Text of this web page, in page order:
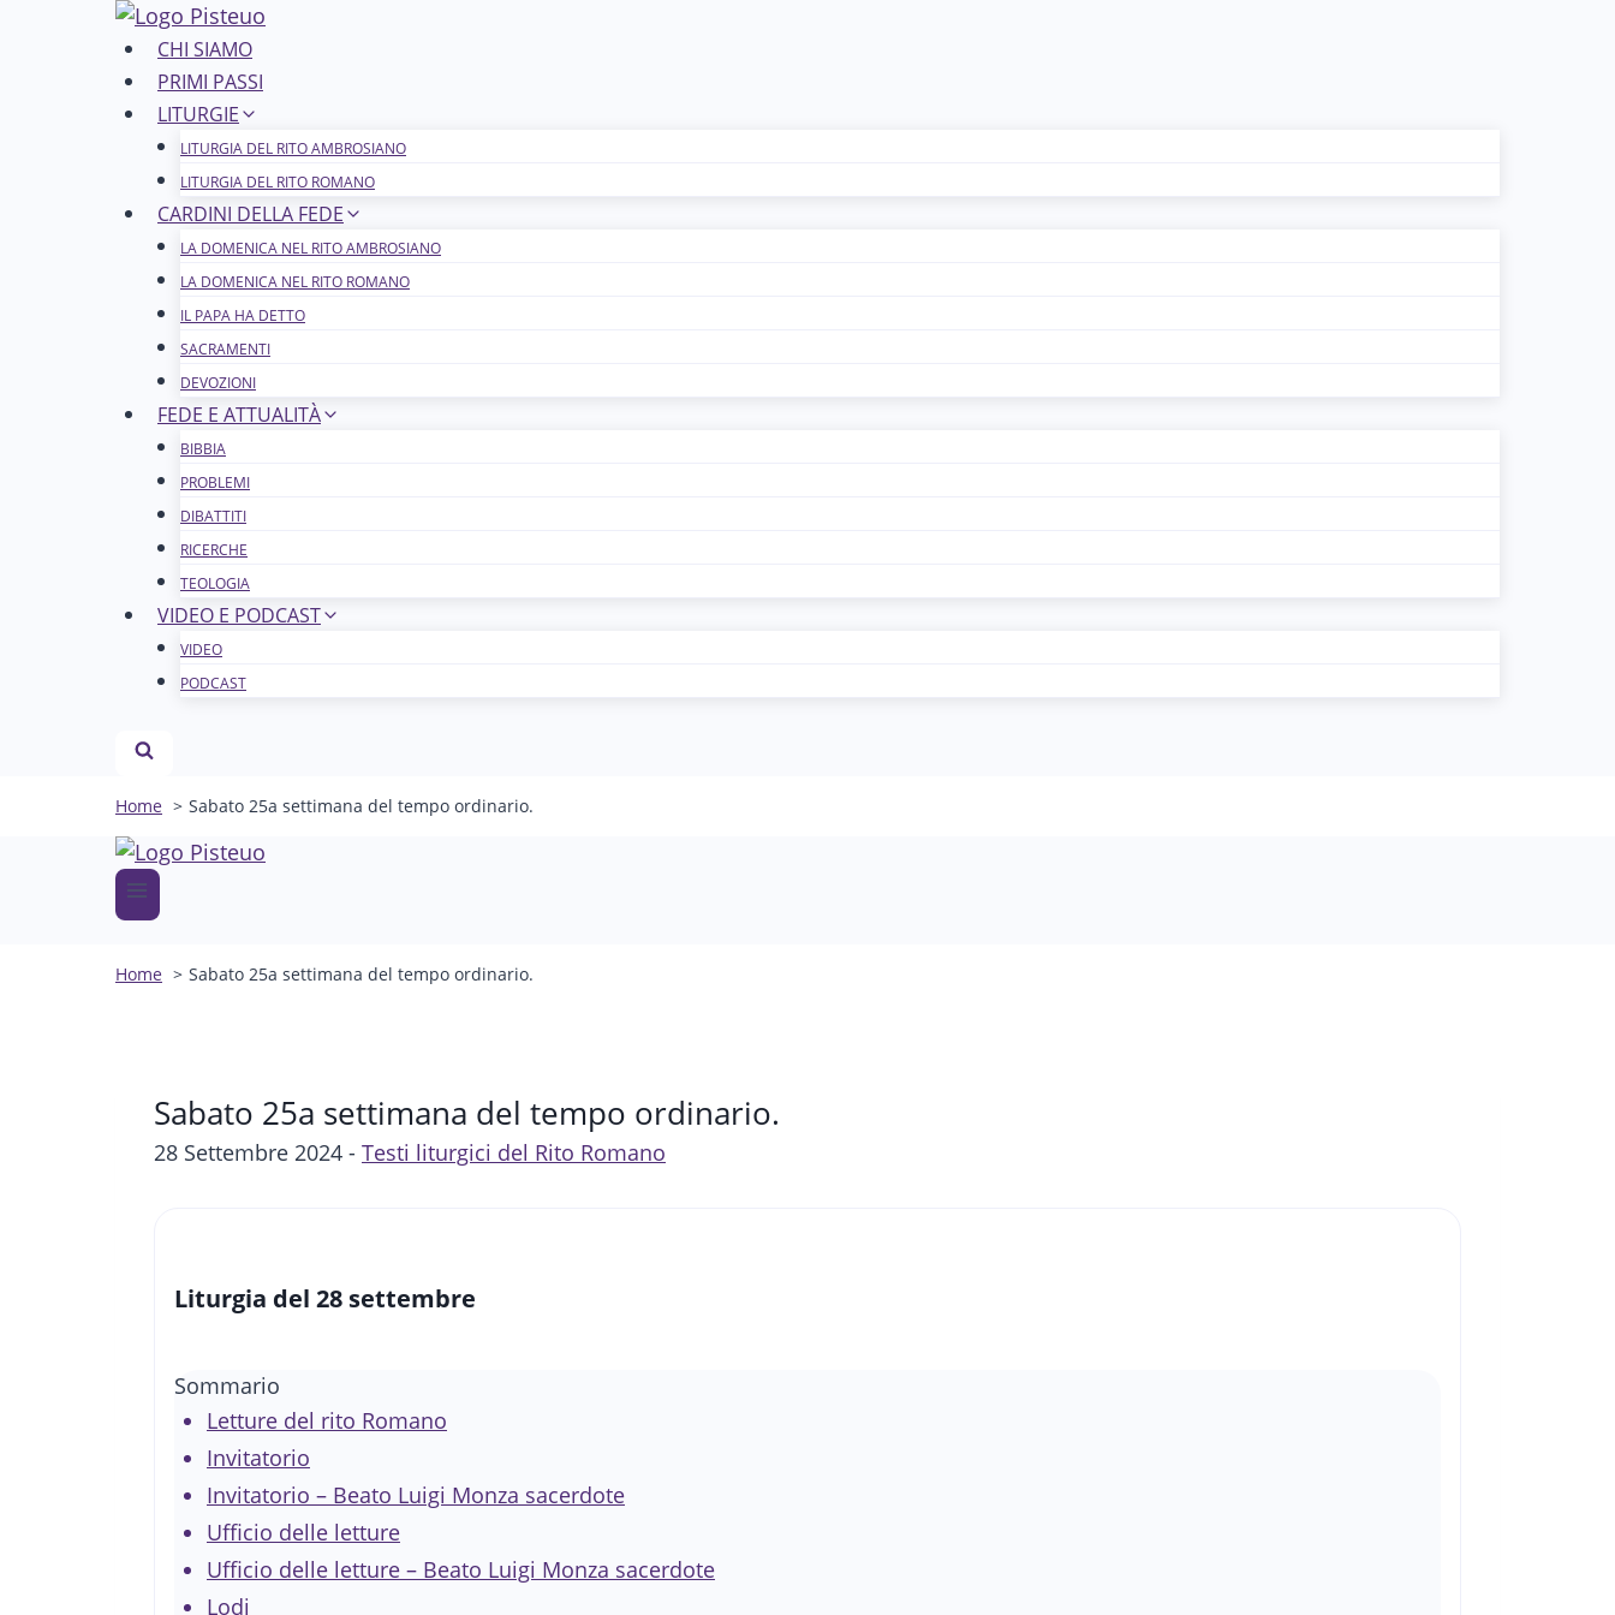
CHI SIAMO
PRIMI PASSI
LITURGIE
LITURGIA DEL RITO AMBROSIANO
LITURGIA DEL RITO ROMANO
CARDINI DELLA FEDE
LA DOMENICA NEL R​​​​​​ITO AMBROSIANO
LA DOMENICA NEL RITO ROMANO
IL PAPA HA DETTO
SACRAMENTI
DEVOZIONI
FEDE E ATTUALITÀ
BIBBIA
PROBLEMI
DIBATTITI
RICERCHE
TEOLOGIA
VIDEO E PODCAST
VIDEO
PODCAST
Home Sabato 25a settimana del tempo ordinario.
Home Sabato 25a settimana del tempo ordinario.
Sabato 25a settimana del tempo ordinario.
28 Settembre 2024 - Testi liturgici del Rito Romano
Liturgia del 28 settembre
Sommario
Letture del rito Romano
Invitatorio
Invitatorio – Beato Luigi Monza sacerdote
Ufficio delle letture
Ufficio delle letture – Beato Luigi Monza sacerdote
Lodi